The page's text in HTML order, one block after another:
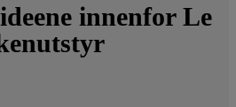
innenfor Le